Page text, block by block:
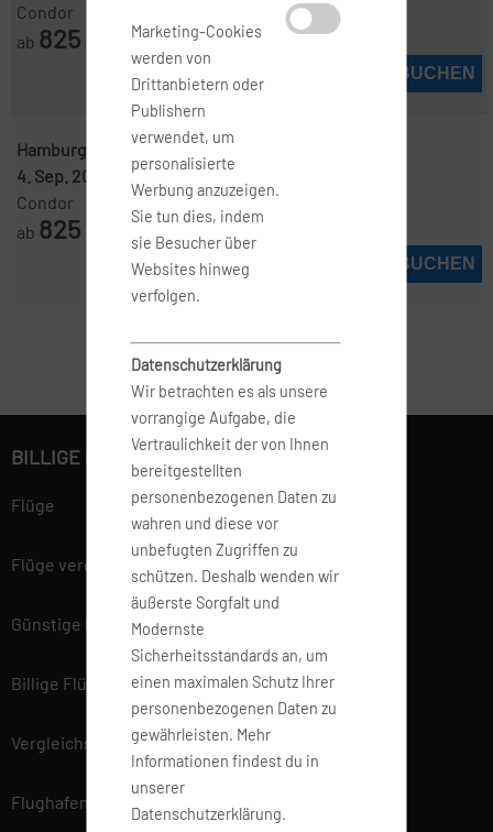
Condor
ab 825
JETZT BUCHEN
Hamburg ( HAM )- Punta Cana ( PUJ )
4. Sep. 2026
20. Sep. 2026
Condor
ab 825
JETZT BUCHEN
Marketing-Cookies
werden von
Drittanbietern oder
Publishern
verwendet, um
personalisierte
Werbung anzuzeigen.
Sie tun dies, indem
sie Besucher über
Websites hinweg
verfolgen.
Datenschutzerklärung
Wir betrachten es als unsere
vorrangige Aufgabe, die
Vertraulichkeit der von Ihnen
bereitgestellten
personenbezogenen Daten zu
wahren und diese vor
unbefugten Zugriffen zu
schützen. Deshalb wenden wir
äußerste Sorgfalt und
Modernste
Sicherheitsstandards an, um
einen maximalen Schutz Ihrer
personenbezogenen Daten zu
gewährleisten. Mehr
Informationen findest du in
unserer
Datenschutzerklärung.
BILLIGE FLÜGE BUCHEN
Flüge
Flüge vergleichen
Günstige Flüge
Billige Flüge
Vergleichsportal
Flughafen Informationen